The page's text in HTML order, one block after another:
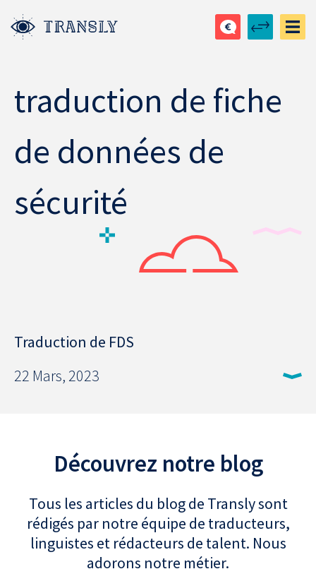
traduction de fiche
de données de
sécurité
Traduction de FDS
22 Mars, 2023
Découvrez notre blog
Tous les articles du blog de Transly sont
rédigés par notre équipe de traducteurs,
linguistes et rédacteurs de talent. Nous
adorons notre métier.